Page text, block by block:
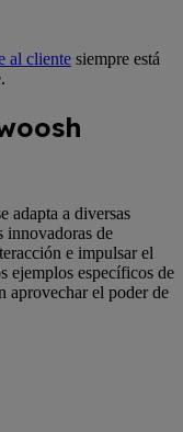
al cliente siempre está
adapta a diversas
innovadoras de
e impulsar el
ejemplos específicos de
aprovechar el poder de